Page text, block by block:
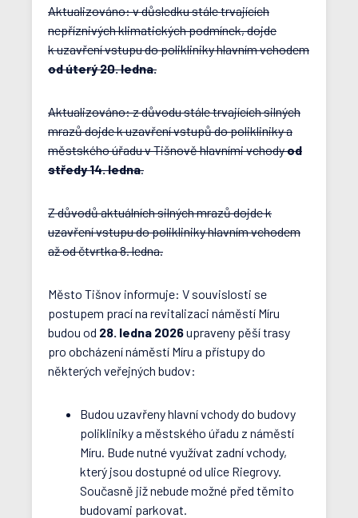
Aktualizováno: v důsledku stále trvajících
nepříznivých klimatických podmínek, dojde
k uzavření vstupu do polikliniky hlavním vchodem
od úterý 20. ledna.
Aktualizováno: z důvodu stále trvajících silných
mrazů dojde k uzavření vstupů do polikliniky a
městského úřadu v Tišnově hlavními vchodyod
středy 14. ledna.
Z důvodů aktuálních silných mrazů dojde k
uzavření vstupu do polikliniky hlavním vchodem
až od čtvrtka 8. ledna.
Město Tišnov informuje: V souvislosti se
postupem prací na revitalizaci náměstí Míru
budou od 28. ledna 2026upraveny pěší trasy
pro obcházení náměstí Míru a přístupy do
některých veřejných budov:
Budou uzavřeny hlavní vchody do budovy
polikliniky a městského úřadu z náměstí
Míru. Bude nutné využívat zadní vchody,
který jsou dostupné od ulice Riegrovy.
Současně již nebude možné před těmito
budovami parkovat.